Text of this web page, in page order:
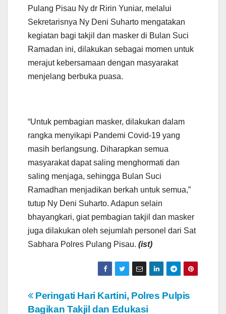
Pulang Pisau Ny dr Ririn Yuniar, melalui
Sekretarisnya Ny Deni Suharto mengatakan
kegiatan bagi takjil dan masker di Bulan Suci
Ramadan ini, dilakukan sebagai momen untuk
merajut kebersamaan dengan masyarakat
menjelang berbuka puasa.
“Untuk pembagian masker, dilakukan dalam
rangka menyikapi Pandemi Covid-19 yang
masih berlangsung. Diharapkan semua
masyarakat dapat saling menghormati dan
saling menjaga, sehingga Bulan Suci
Ramadhan menjadikan berkah untuk semua,”
tutup Ny Deni Suharto. Adapun selain
bhayangkari, giat pembagian takjil dan masker
juga dilakukan oleh sejumlah personel dari Sat
Sabhara Polres Pulang Pisau. (ist)
NPeringati Hari Kartini, Polres Pulpis
Bagikan Takjil dan Edukasi